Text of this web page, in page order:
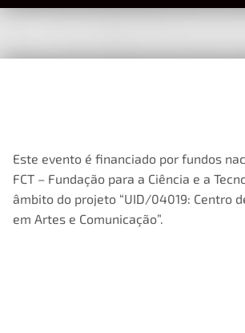
Este evento é financiado por fundos
FCT – Fundação para a Ciência e a
âmbito do projeto “UID/04019: Centro
em Artes e Comunicação”.